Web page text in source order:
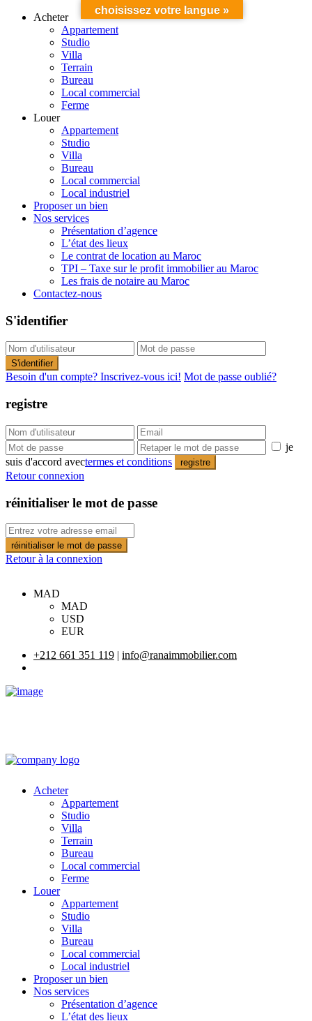
Acheter
Appartement
Studio
Villa
Terrain
Bureau
Local commercial
Ferme
Louer
Appartement
Studio
Villa
Bureau
Local commercial
Local industriel
Proposer un bien
Nos services
Présentation d’agence
L’état des lieux
Le contrat de location au Maroc
TPI – Taxe sur le profit immobilier au Maroc
Les frais de notaire au Maroc
Contactez-nous
S'identifier
S'identifier
Besoin d'un compte? Inscrivez-vous ici! Mot de passe oublié?
registre
je
suis d'accord avectermes et conditions registre
Retour connexion
réinitialiser le mot de passe
réinitialiser le mot de passe
Retour à la connexion
MAD
MAD
USD
EUR
+212 661 351 119 | info@ranaimmobilier.com
Acheter
Appartement
Studio
Villa
Terrain
Bureau
Local commercial
Ferme
Louer
Appartement
Studio
Villa
Bureau
Local commercial
Local industriel
Proposer un bien
Nos services
Présentation d’agence
L’état des lieux
choisissez votre langue »